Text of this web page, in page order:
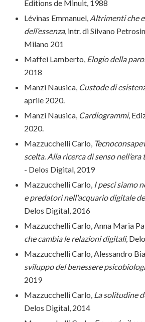
Éditions de Minuit, 1988
Lévinas Emmanuel, Altrimenti che
dell’essenza, intr. di Silvano
Milano 201
Maffei Lamberto, Elogio della
2018
Manzi Nausica, Custode di
aprile 2020.
Manzi Nausica, Cardiogrammi,
2020.
Mazzucchelli Carlo,
scelta. Alla ricerca di senso
- Delos Digital, 2019
Mazzucchelli Carlo, I pesci siamo
e predatori nell'acquario digitale
Delos Digital, 2016
Mazzucchelli Carlo, Anna Maria
che cambia le relazioni digitali,
Mazzucchelli Carlo, Alessandro
sviluppo del benessere
2019
Mazzucchelli Carlo, La solitudine
Delos Digital, 2014